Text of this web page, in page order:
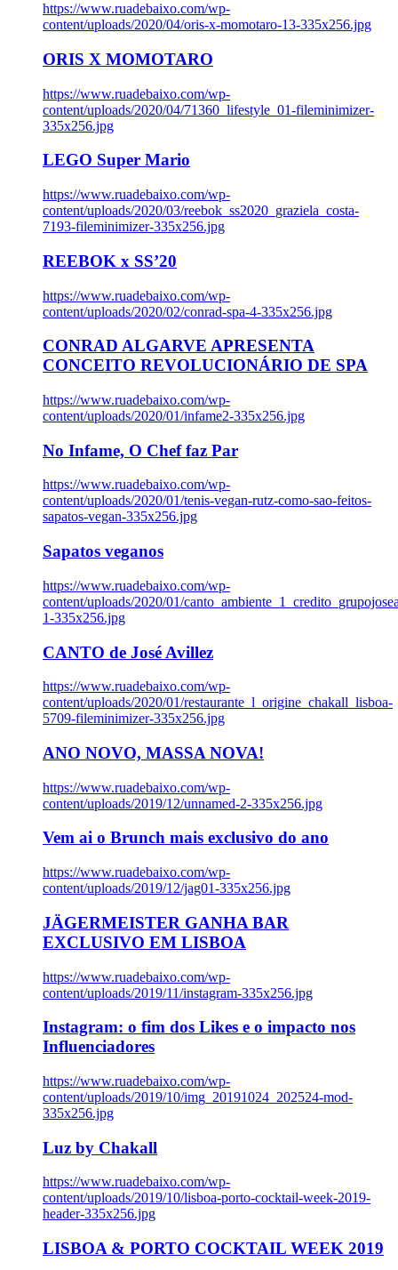
https://www.ruadebaixo.com/wp-
content/uploads/2020/04/oris-x-momotaro-13-335x256.jpg
ORIS X MOMOTARO
https://www.ruadebaixo.com/wp-
content/uploads/2020/04/71360_lifestyle_01-fileminimizer-
335x256.jpg
LEGO Super Mario
https://www.ruadebaixo.com/wp-
content/uploads/2020/03/reebok_ss2020_graziela_costa-
7193-fileminimizer-335x256.jpg
REEBOK x SS’20
https://www.ruadebaixo.com/wp-
content/uploads/2020/02/conrad-spa-4-335x256.jpg
CONRAD ALGARVE APRESENTA
CONCEITO REVOLUCIONÁRIO DE SPA
https://www.ruadebaixo.com/wp-
content/uploads/2020/01/infame2-335x256.jpg
No Infame, O Chef faz Par
https://www.ruadebaixo.com/wp-
content/uploads/2020/01/tenis-vegan-rutz-como-sao-feitos-
sapatos-vegan-335x256.jpg
Sapatos veganos
https://www.ruadebaixo.com/wp-
content/uploads/2020/01/
1-335x256.jpg
CANTO de José Avillez
https://www.ruadebaixo.com/wp-
content/uploads/2020/01/restaurante_l_origine_chakall_lisboa-
5709-fileminimizer-335x256.jpg
ANO NOVO, MASSA NOVA!
https://www.ruadebaixo.com/wp-
content/uploads/2019/12/unnamed-2-335x256.jpg
Vem ai o Brunch mais exclusivo do ano
https://www.ruadebaixo.com/wp-
content/uploads/2019/12/jag01-335x256.jpg
JÄGERMEISTER GANHA BAR
EXCLUSIVO EM LISBOA
https://www.ruadebaixo.com/wp-
content/uploads/2019/11/instagram-335x256.jpg
Instagram: o fim dos Likes e o impacto nos
Influenciadores
https://www.ruadebaixo.com/wp-
content/uploads/2019/10/img_20191024_202524-mod-
335x256.jpg
Luz by Chakall
https://www.ruadebaixo.com/wp-
content/uploads/2019/10/lisboa-porto-cocktail-week-2019-
header-335x256.jpg
LISBOA & PORTO COCKTAIL WEEK 2019